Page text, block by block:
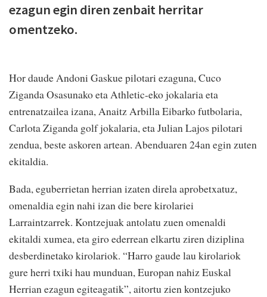
ezagun egin diren zenbait herritar
omentzeko.
Hor daude Andoni Gaskue pilotari ezaguna, Cuco
Ziganda Osasunako eta Athletic-eko jokalaria eta
entrenatzailea izana, Anaitz Arbilla Eibarko futbolaria,
Carlota Ziganda golf jokalaria, eta Julian Lajos pilotari
zendua, beste askoren artean. Abenduaren 24an egin zuten
ekitaldia.
Bada, eguberrietan herrian izaten direla aprobetxatuz,
omenaldia egin nahi izan die bere kirolariei
Larraintzarrek. Kontzejuak antolatu zuen omenaldi
ekitaldi xumea, eta giro ederrean elkartu ziren diziplina
desberdinetako kirolariok. “Harro gaude lau kirolariok
gure herri txiki hau munduan, Europan nahiz Euskal
Herrian ezagun egiteagatik”, aitortu zien kontzejuko